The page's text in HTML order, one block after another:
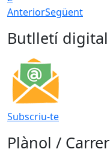
AnteriorSegüent
Butlletí digital
Subscriu-te
Plànol /